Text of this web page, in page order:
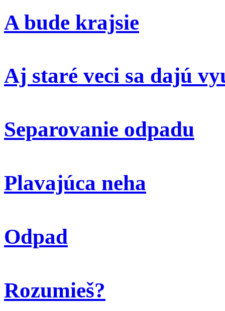
A bude krajsie
Aj staré veci sa dajú
Separovanie odpadu
Plavajúca neha
Odpad
Rozumieš?